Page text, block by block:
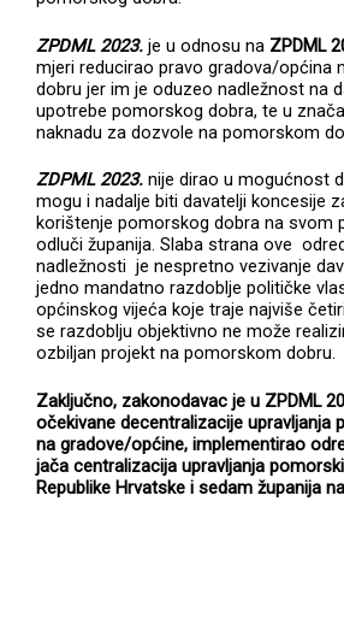
ZPDML 2023. je u odnosu na ZPDML
mjeri reducirao pravo gradova/općina
dobru jer im je oduzeo nadležnost na
upotrebe pomorskog dobra, te u
naknadu za dozvole na pomorskom
ZDPML 2023. nije dirao u mogućnost
mogu i nadalje biti davatelji koncesije
korištenje pomorskog dobra na svom
odluči županija. Slaba strana ove
nadležnosti je nespretno vezivanje
jedno mandatno razdoblje političke
općinskog vijeća koje traje najviše
se razdoblju objektivno ne može
ozbiljan projekt na pomorskom dobru.
Zaključno, zakonodavac je u ZPDML
očekivane decentralizacije upravljanja
na gradove/općine, implementirao
jača centralizacija upravljanja
Republike Hrvatske i sedam županija